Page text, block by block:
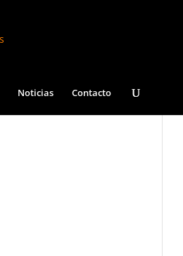
Noticias Contacto